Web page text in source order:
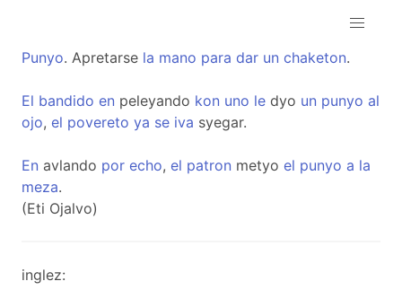
Punyo. Apretarse la mano para dar un chaketon.
El bandido en peleyando kon uno le dyo un punyo al
ojo, el povereto ya se iva syegar.
En avlando por echo, el patron metyo el punyo a la
meza.
(Eti Ojalvo)
inglez: